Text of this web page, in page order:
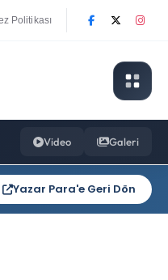
Politikası
Video Galeri
Yazar Para'e Geri Dön